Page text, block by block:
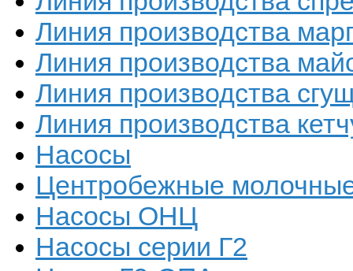
Линия производства
Линия производства
Линия производства
Линия производства
Насосы
Центробежные
Насосы ОНЦ
Насосы серии Г2